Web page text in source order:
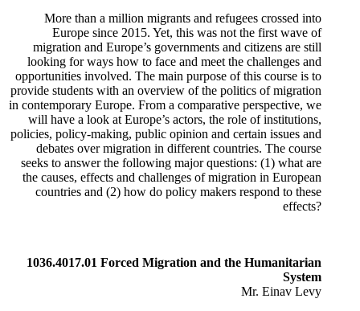
​More than a million migrants and refugees crossed into
Europe since 2015. Yet, this was not the first wave of
migration and Europe’s governments and citizens are still
looking for ways how to face and meet the challenges and
opportunities involved. The main purpose of this course is to
provide students with an overview of the politics of migration
in contemporary Europe. From a comparative perspective, we
will have a look at Europe’s actors, the role of institutions,
policies, policy-making, public opinion and certain issues and
debates over migration in different countries. The course
seeks to answer the following major questions: (1) what are
the causes, effects and challenges of migration in European
countries and (2) how do policy makers respond to these
effects?​
1036.4017.01 Forced Migration and the Humanitarian
System
Mr. Einav Levy